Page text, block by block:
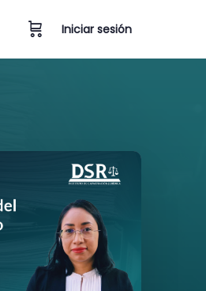
Iniciar sesión